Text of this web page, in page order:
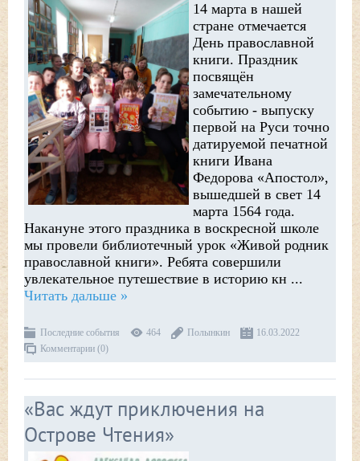
14 марта в нашей
стране отмечается
День православной
книги. Праздник
посвящён
замечательному
событию - выпуску
первой на Руси точно
датируемой печатной
книги Ивана
Федорова «Апостол»,
вышедшей в свет 14
марта 1564 года.
Накануне этого праздника в воскресной школе
мы провели библиотечный урок «Живой родник
православной книги». Ребята совершили
увлекательное путешествие в историю кн ...
Читать дальше »
Последние события 464 Полынкин
16.03.2022
Комментарии (0)
«Вас ждут приключения на
Острове Чтения»